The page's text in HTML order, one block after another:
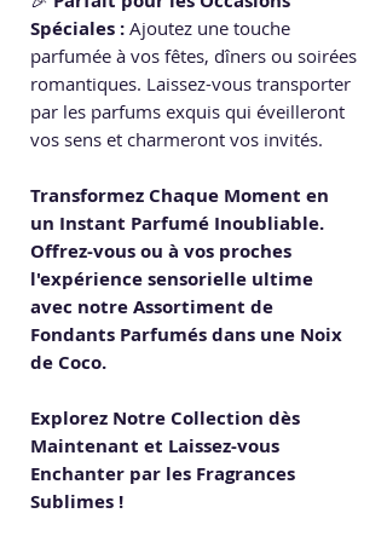
Spéciales : Ajoutez une touche
parfumée à vos fêtes, dîners ou soirées
romantiques. Laissez-vous transporter
par les parfums exquis qui éveilleront
vos sens et charmeront vos invités.
Transformez Chaque Moment en
un Instant Parfumé Inoubliable.
Offrez-vous ou à vos proches
l'expérience sensorielle ultime
avec notre Assortiment de
Fondants Parfumés dans une Noix
de Coco.
Explorez Notre Collection dès
Maintenant et Laissez-vous
Enchanter par les Fragrances
Sublimes !